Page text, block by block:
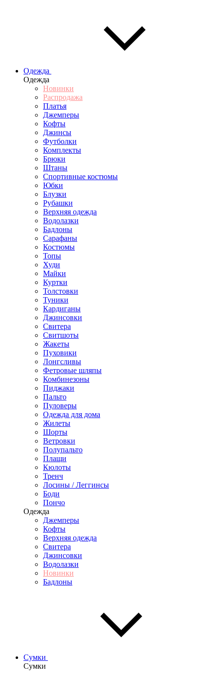
Одежда
Одежда
Новинки
Распродажа
Платья
Джемперы
Кофты
Джинсы
Футболки
Комплекты
Брюки
Штаны
Спортивные костюмы
Юбки
Блузки
Рубашки
Верхняя одежда
Водолазки
Бадлоны
Сарафаны
Костюмы
Топы
Худи
Майки
Куртки
Толстовки
Туники
Кардиганы
Джинсовки
Свитера
Свитшоты
Жакеты
Пуховики
Лонгсливы
Фетровые шляпы
Комбинезоны
Пиджаки
Пальто
Пуловеры
Одежда для дома
Жилеты
Шорты
Ветровки
Полупальто
Плащи
Кюлоты
Тренч
Лосины / Леггинсы
Боди
Пончо
Одежда
Джемперы
Кофты
Верхняя одежда
Свитера
Джинсовки
Водолазки
Новинки
Бадлоны
Сумки
Сумки